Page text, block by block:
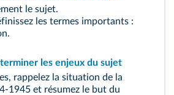
le sujet.
les termes importants :
les enjeux du sujet
rappelez la situation de la
et résumez le but du